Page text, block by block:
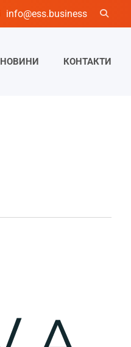
info@ess.business
НОВИНИ КОНТАКТИ